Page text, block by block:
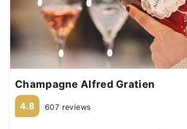
Champagne Alfred Gratien
4.8 607 reviews